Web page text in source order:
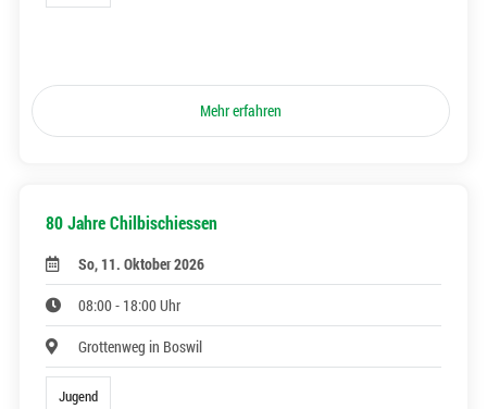
Mehr erfahren
80 Jahre Chilbischiessen
So, 11. Oktober 2026
08:00 - 18:00 Uhr
Grottenweg in Boswil
Jugend